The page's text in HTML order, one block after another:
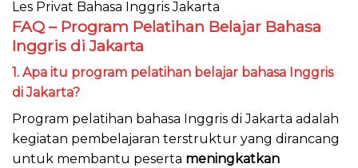
Les Privat Bahasa Inggris Jakarta
FAQ – Program Pelatihan Belajar Bahasa
Inggris di Jakarta
1. Apa itu program pelatihan belajar bahasa Inggris
di Jakarta?
Program pelatihan bahasa Inggris di Jakarta adalah
kegiatan pembelajaran terstruktur yang dirancang
untuk membantu peserta meningkatkan